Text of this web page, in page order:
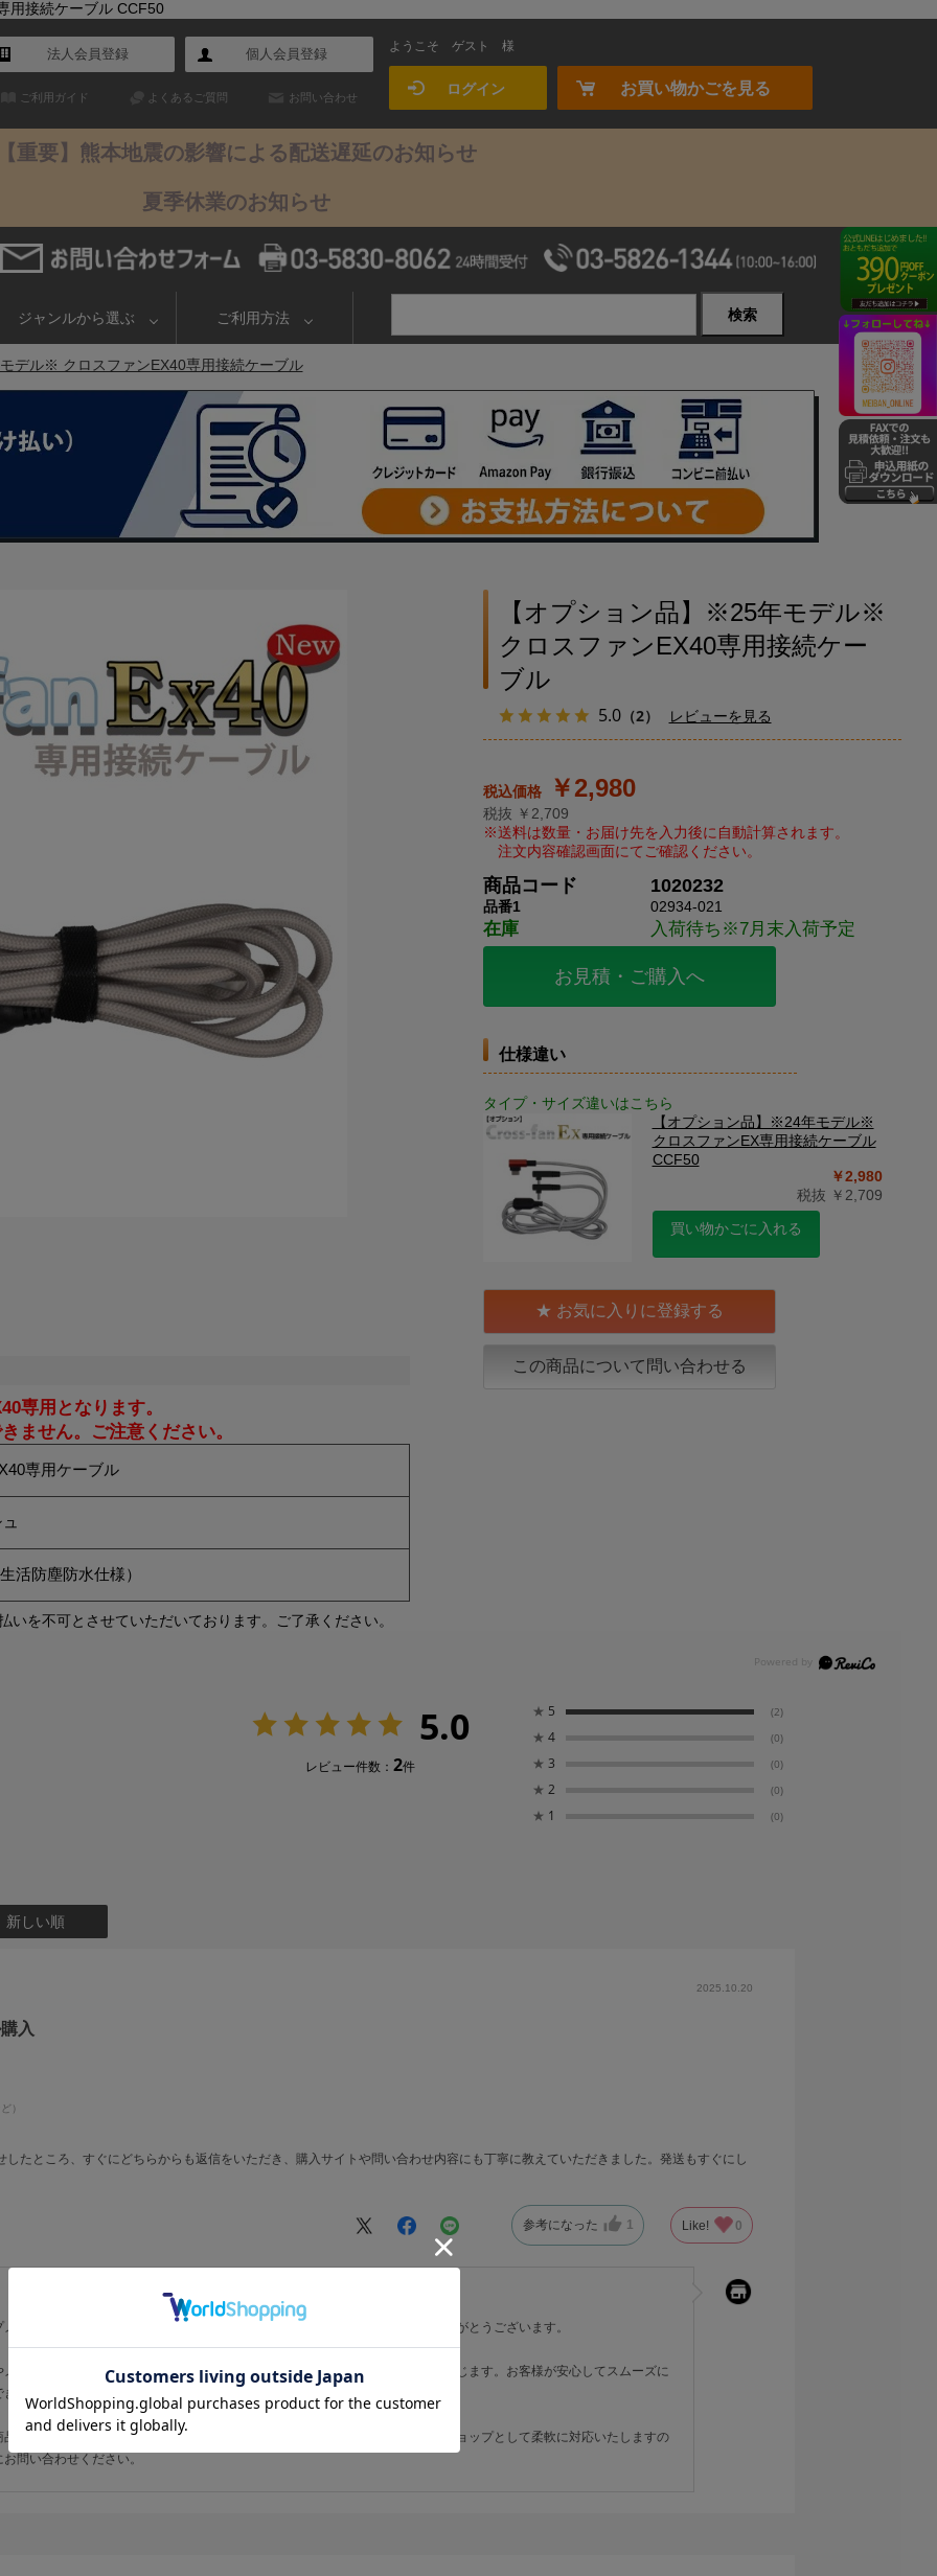
用接続ケーブル CCF50
法人会員登録 個人会員登録
ご利用ガイド よくあるご質問 お問い合わせ
ようこそ ゲスト 様
ログイン お買い物かごを見る
重要】熊本地震の影響による配送遅延のお知らせ
夏季休業のお知らせ
ジャンルから選ぶ ご利用方法 検索
デル※ クロスファンEX40専用接続ケーブル
専用となります。
ません。ご注意ください。
専用ケーブル
活防塵防水仕様）
を不可とさせていただいております。ご了承ください。
【オプション品】※25年モデル※
クロスファンEX40専用接続ケー
ブル
5.0（2） レビューを見る
￥2,980
税抜 ￥2,709
商品コード 1020232
品番1 02934-021
在庫 入荷待ち※7月末入荷予定
お見積・ご購入へ
仕様違い
タイプ・サイズ違いはこちら
【オプション品】※24年モデル※
クロスファンEX専用接続ケーブル
CCF50
￥2,980
税抜 ￥2,709
買い物かごに入れる
この商品について問い合わせる
お気に入りに登録する
5.0
レビュー件数： 2件
★ 5 (2)
★ 4 (0)
★ 3 (0)
★ 2 (0)
★ 1 (0)
新しい順
2025.10.20
入
）
たところ、すぐにどちらからも返信をいただき、購入サイトや問い合わせ内容にも丁寧に教えていただきました。発送もすぐにし
参考になった 1 Like! 0
イバンオンラインをご利用いただき、またレビューをご投稿いただき誠にありがとうございます。
ールでの対応、および発送手続きにご満足いただけたとのこと、大変嬉しく存じます。お客様が安心してスムーズに
たことは、私どもにとっても大きな励みとなります。
や、現場でのお困りごとに関するご相談も承っております。保安用品のプロショップとして柔軟に対応いたしますの
問い合わせください。